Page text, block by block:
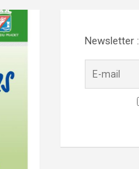
Newsletter